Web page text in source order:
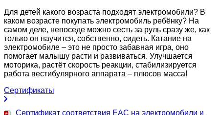
Для детей какого возраста подходят электромобили? В
каком возрасте покупать электромобиль ребёнку? На
самом деле, непоседе можно сесть за руль сразу же, как
только он научится, собственно, сидеть. Катание на
электромобиле – это не просто забавная игра, оно
помогает малышу расти и развиваться. Улучшается
моторика, растёт скорость реакции, стабилизируется
работа вестибулярного аппарата – плюсов масса!
Сертификаты
Сертификат соответствия EAC на электромобили и